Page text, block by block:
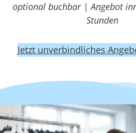
optional buchbar | Angebot
Stunden
Jetzt unverbindliches